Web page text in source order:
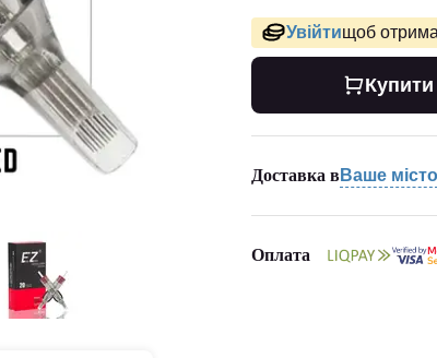
Увійтищоб
Купити
Доставка в Ваше місто
Оплата